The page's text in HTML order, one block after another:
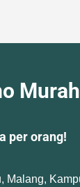
Murah
per orang!
Malang,